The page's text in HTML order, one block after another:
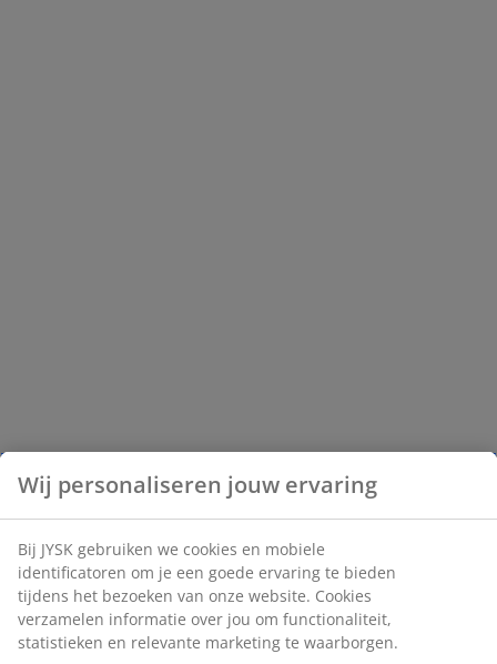
Wij personaliseren jouw ervaring
Bij JYSK gebruiken we cookies en mobiele
identificatoren om je een goede ervaring te bieden
tijdens het bezoeken van onze website. Cookies
verzamelen informatie over jou om functionaliteit,
statistieken en relevante marketing te waarborgen.